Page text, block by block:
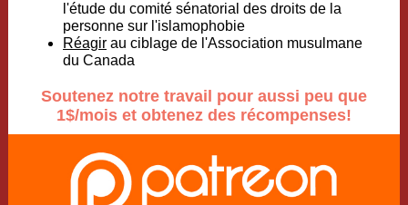
l'étude du comité sénatorial des droits de la
personne sur l'islamophobie
Réagir au ciblage de l'Association musulmane
du Canada
Soutenez notre travail pour aussi peu que
1$/mois et obtenez des récompenses!